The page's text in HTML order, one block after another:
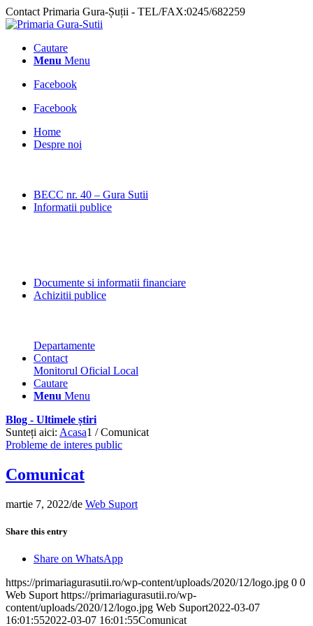
Contact Primaria Gura-Șuții - TEL/FAX:0245/682259
Cautare
Menu Menu
Facebook
Facebook
Home
Despre noi
BECC nr. 40 – Gura Sutii
Informatii publice
Documente si informatii financiare
Achizitii publice
Departamente
Contact
Monitorul Oficial Local
Cautare
Menu Menu
Blog - Ultimele știri
Sunteți aici: Acasa1 / Comunicat
Probleme de interes public
Comunicat
martie 7, 2022/de Web Suport
Share this entry
Share on WhatsApp
https://primariagurasutii.ro/wp-content/uploads/2020/12/logo.jpg 0 0
Web Suport https://primariagurasutii.ro/wp-
content/uploads/2020/12/logo.jpg Web Suport2022-03-07
16:01:552022-03-07 16:01:55Comunicat